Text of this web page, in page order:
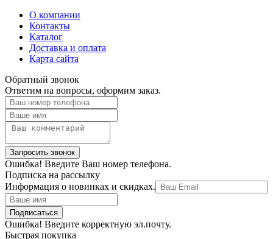
О компании
Контакты
Каталог
Доставка и оплата
Карта сайта
Обратный звонок
Ответим на вопросы, оформим заказ.
Ошибка! Введите Ваш номер телефона.
Подписка на рассылку
Информация о новинках и скидках.
Ошибка! Введите корректную эл.почту.
Быстрая покупка